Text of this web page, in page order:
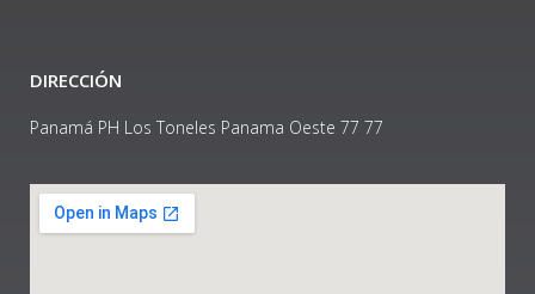
DIRECCIÓN
Panamá PH Los Toneles Panama Oeste 77 77